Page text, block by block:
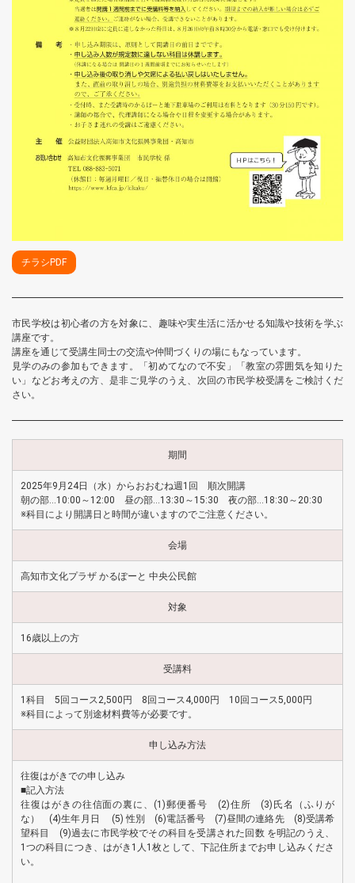
チラシPDF
市民学校は初心者の方を対象に、趣味や実生活に活かせる知識や技術を学ぶ
講座です。
講座を通じて受講生同士の交流や仲間づくりの場にもなっています。
見学のみの参加もできます。「初めてなので不安」「教室の雰囲気を知りた
い」などお考えの方、是非ご見学のうえ、次回の市民学校受講をご検討くだ
さい。
期間
2025年9月24日（水）からおおむね週1回 順次開講
朝の部…10:00～12:00 昼の部…13:30～15:30 夜の部…18:30～20:30
※科目により開講日と時間が違いますのでご注意ください。
会場
高知市文化プラザ かるぽーと 中央公民館
対象
16歳以上の方
受講料
1科目 5回コース2,500円 8回コース4,000円 10回コース5,000円
※科目によって別途材料費等が必要です。
申し込み方法
往復はがきでの申し込み
■記入方法
往復はがきの往信面の裏に、(1)郵便番号 (2)住所 (3)氏名（ふりが
な） (4)生年月日 (5) 性別 (6)電話番号 (7)昼間の連絡先 (8)受講希
望科目 (9)過去に市民学校でその科目を受講された回数 を明記のうえ、
1つの科目につき、はがき1人1枚として、下記住所までお申し込みくださ
い。